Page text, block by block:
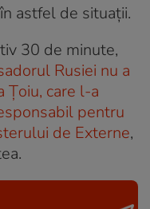
astfel de situații.
30 de minute,
Rusiei nu a
Țoiu, care l-a
pentru
de Externe,